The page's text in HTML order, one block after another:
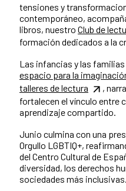
tensiones y
contemporáneo,
libros, nuestro Club de
formación dedicados a la
Las infancias y las
espacio para la
talleres de lectura
,
fortalecen el vínculo entre
aprendizaje compartido.
Junio culmina con una
Orgullo LGBTIQ+,
del Centro Cultural de
diversidad, los derechos
sociedades más inclusivas.